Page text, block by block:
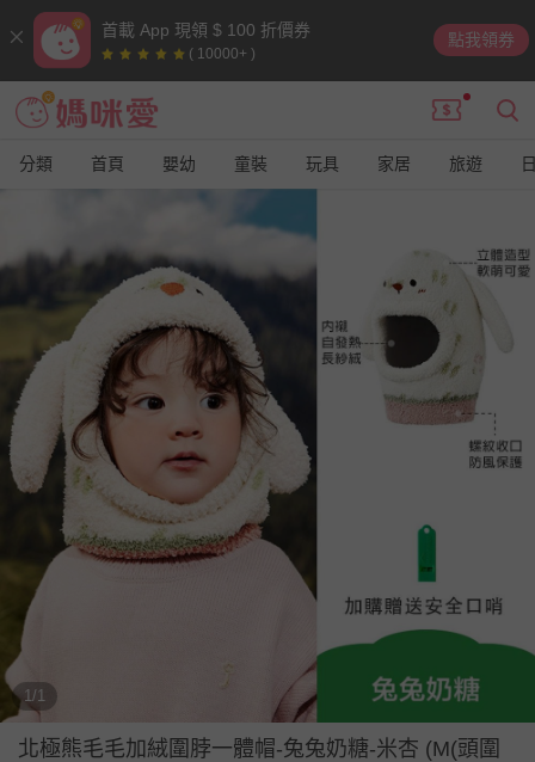
首載 App 現領 $ 100 折價券
( 10000+ )
點我領券
分類 首頁 嬰幼 童裝 玩具 家居 旅遊
1/1
北極熊毛毛加絨圍脖一體帽-兔兔奶糖-米杏 (M(頭圍